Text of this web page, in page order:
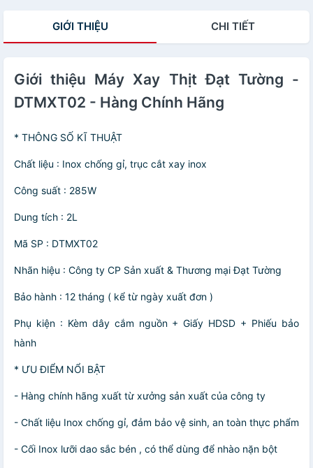
GIỚI THIỆU CHI TIẾT
Giới thiệu Máy Xay Thịt Đạt Tường -
DTMXT02 - Hàng Chính Hãng
* THÔNG SỐ KĨ THUẬT
Chất liệu : Inox chống gỉ, trục cắt xay inox
Công suất : 285W
Dung tích : 2L
Mã SP : DTMXT02
Nhãn hiệu : Công ty CP Sản xuất & Thương mại Đạt Tường
Bảo hành : 12 tháng ( kể từ ngày xuất đơn )
Phụ kiện : Kèm dây cắm nguồn + Giấy HDSD + Phiếu bảo
hành
* ƯU ĐIỂM NỔI BẬT
- Hàng chính hãng xuất từ xưởng sản xuất của công ty
- Chất liệu Inox chống gỉ, đảm bảo vệ sinh, an toàn thực phẩm
- Cối Inox lưỡi dao sắc bén , có thể dùng để nhào nặn bột